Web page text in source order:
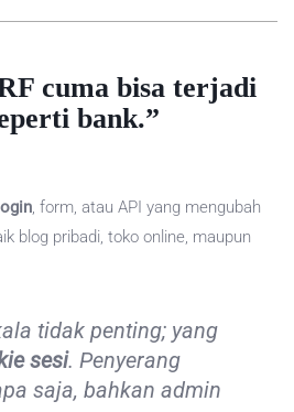
cuma bisa terjadi
bank.”
, form, atau API yang mengubah
blog pribadi, toko online, maupun
tidak penting; yang
sesi. Penyerang
saja, bahkan admin